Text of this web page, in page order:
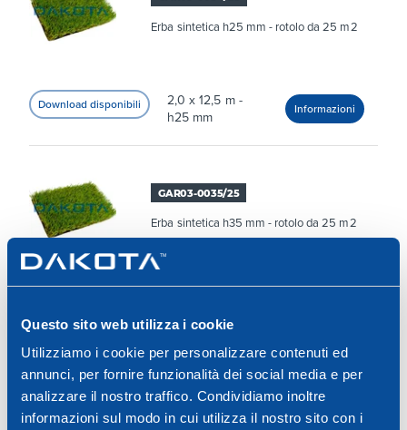
Questo sito web utilizza i cookie
Utilizziamo i cookie per personalizzare contenuti ed
annunci, per fornire funzionalità dei social media e per
analizzare il nostro traffico. Condividiamo inoltre
informazioni sul modo in cui utilizza il nostro sito con i
Erba sintetica h25 mm - rotolo da 25 m2
2,0 x 12,5 m -
h25 mm
GAR03-0035/25
Erba sintetica h35 mm - rotolo da 25 m2
GAR03-0036/25
Erba sintetica h45 mm - rotolo da 25 m2